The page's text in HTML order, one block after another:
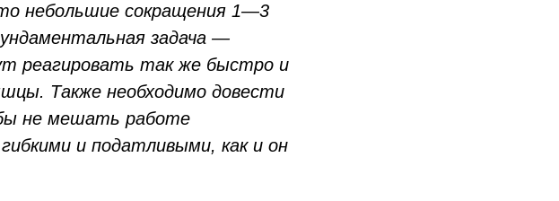
небольшие сокращения 1—3
задача —
реагировать так же быстро и
Также необходимо довести
не мешать работе
и податливыми, как и он